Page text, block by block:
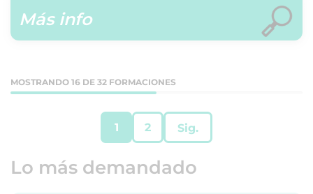
Más info
MOSTRANDO 16 DE 32 FORMACIONES
1 2 Sig.
Lo más demandado